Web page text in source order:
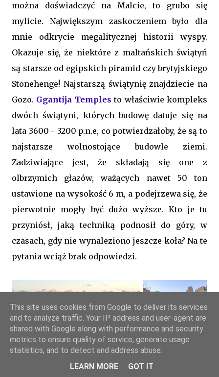
można doświadczyć na Malcie, to grubo się
mylicie. Największym zaskoczeniem było dla
mnie odkrycie megalitycznej historii wyspy.
Okazuje się, że niektóre z maltańskich świątyń
są starsze od egipskich piramid czy brytyjskiego
Stonehenge! Najstarszą świątynię znajdziecie na
Gozo. Ggantija Temples to właściwie kompleks
dwóch świątyni, których budowę datuje się na
lata 3600 - 3200 p.n.e, co potwierdzałoby, że są to
najstarsze wolnostojące budowle ziemi.
Zadziwiające jest, że składają się one z
olbrzymich głazów, ważących nawet 50 ton
ustawione na wysokość 6 m, a podejrzewa się, że
pierwotnie mogły być dużo wyższe. Kto je tu
przyniósł, jaką techniką podnosił do góry, w
czasach, gdy nie wynaleziono jeszcze koła? Na te
pytania wciąż brak odpowiedzi.
This site uses cookies from Google to deliver its services
and to analyze traffic. Your IP address and user-agent are
shared with Google along with performance and security
metrics to ensure quality of service, generate usage
statistics, and to detect and address abuse.
LEARN MORE
GOT IT